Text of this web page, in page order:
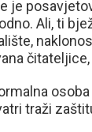
je
Ali, ti
traži